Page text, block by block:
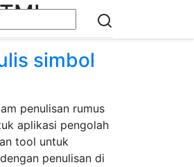
simbol
penulisan rumus
aplikasi pengolah
tool untuk
penulisan di